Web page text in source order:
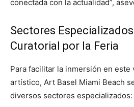
conectada con la actualidad”,
Sectores
Curatorial por la Feria
Para facilitar la inmersión en este
artístico, Art Basel Miami Beach
diversos sectores especializados: